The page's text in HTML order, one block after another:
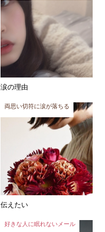
涙の理由
両思い切符に涙が落ちる
伝えたい
好きな人に眠れないメール